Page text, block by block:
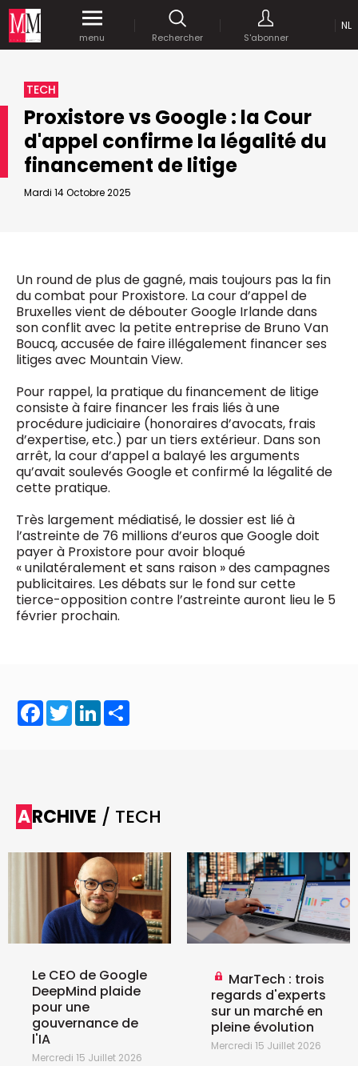
menu Rechercher S'abonner
NL
TECH
Proxistore vs Google : la Cour
d'appel confirme la légalité du
financement de litige
Mardi 14 Octobre 2025
Un round de plus de gagné, mais toujours pas la fin
du combat pour Proxistore. La cour d’appel de
Bruxelles vient de débouter Google Irlande dans
son conflit avec la petite entreprise de Bruno Van
Boucq, accusée de faire illégalement financer ses
litiges avec Mountain View.
Pour rappel, la pratique du financement de litige
consiste à faire financer les frais liés à une
procédure judiciaire (honoraires d’avocats, frais
d’expertise, etc.) par un tiers extérieur. Dans son
arrêt, la cour d’appel a balayé les arguments
qu’avait soulevés Google et confirmé la légalité de
cette pratique.
Très largement médiatisé, le dossier est lié à
l’astreinte de 76 millions d’euros que Google doit
payer à Proxistore pour avoir bloqué
« unilatéralement et sans raison » des campagnes
publicitaires. Les débats sur le fond sur cette
tierce-opposition contre l’astreinte auront lieu le 5
février prochain.
Facebook
TwitterLinkedIn
ARCHIVE / TECH
Le CEO de Google
DeepMind plaide
pour une
gouvernance de
l'IA
Mercredi 15 Juillet 2026
MarTech : trois
regards d'experts
sur un marché en
pleine évolution
Mercredi 15 Juillet 2026
ENVOYER VOTRE MOT DE PASSE
MEDIA MARKETING
Mix Brussels - Boulevard du Souverain 25 boite 5
1170 Bruxelles - Belgique
E-mail :info@mm.be
NOUS ÉCRIRE
Jean-Vianney Philippe
0471 92 01 98
jeanvianney@mm.be
General Manager
Fred Bouchar
0498 88 64 89
f.bouchar@mm.be
Chief Editor
Griet Byl
0475 97 12 57
g.byl@mm.be
Damien Lemaire
0477 37 31 65
d.lemaire@mm.be
selim@mm.be
ordre et à la suite).
Utilisez lesigne +pour effectuer une recherche
sur les textes comprenants l'ensemble des
termes (même dans un ordre différent ou séparé
dans le texte).
VALIDER
Accédezgratuitementà tout notre
Abonnement d’entreprise
NOTRE CONTENU DIGITAL :
Daily
Freemium
access
5 x week
1 x week
MM Brunch
1 x week
MM Tech
10 x year
MM Best of
Research
10 x year
MM Blue
4 x year
MM Magazine